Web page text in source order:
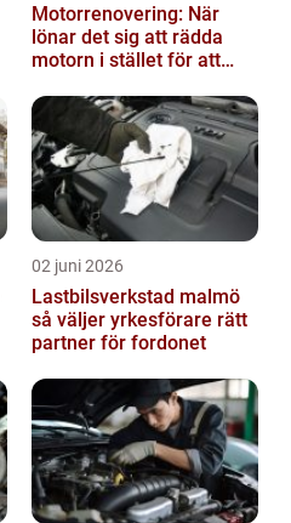
Motorrenovering: När
lönar det sig att rädda
motorn i stället för att
02 juni 2026
Lastbilsverkstad malmö
så väljer yrkesförare rätt
partner för fordonet